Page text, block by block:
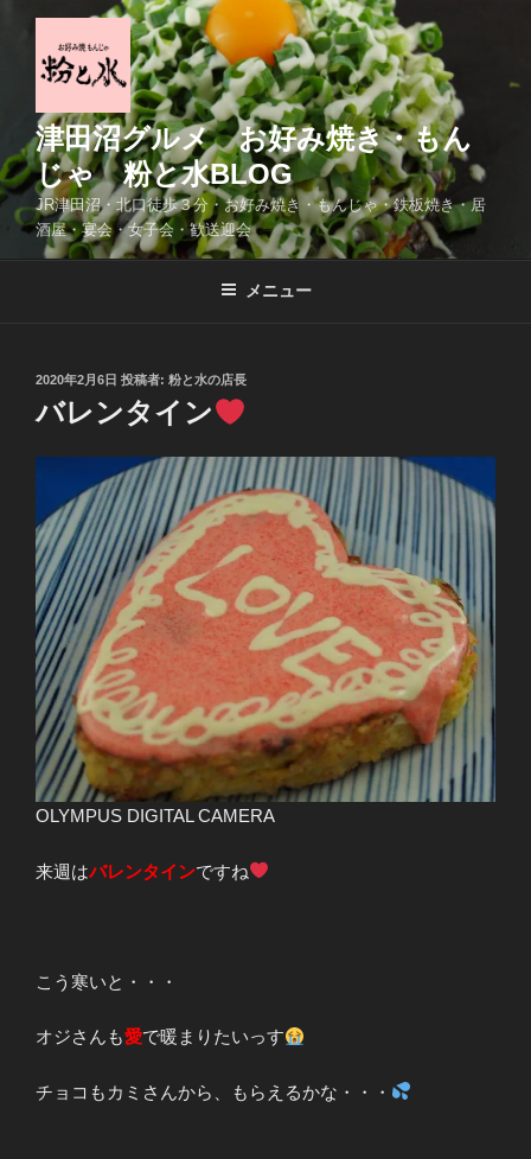
へ
ス
キ
津田沼グルメ お好み焼き・もん
じゃ 粉と水BLOG
JR津田沼・北口徒歩３分・お好み焼き・もんじゃ・鉄板焼き・居
酒屋・宴会・女子会・歓送迎会
メニュー
投
日:
2020年2月6日 投稿者: 粉と水の店長
バレンタイン
OLYMPUS DIGITAL CAMERA
来週はバレンタインですね
こう寒いと・・・
オジさんも愛で暖まりたいっす
チョコもカミさんから、もらえるかな・・・